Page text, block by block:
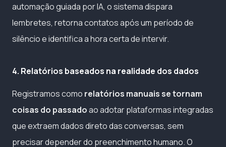
automação guiada por IA, o sistema dispara
lembretes, retorna contatos após um período de
silêncio e identifica a hora certa de intervir.
4. Relatórios baseados na realidade dos dados
Registramos como relatórios manuais se tornam
coisas do passadoao adotar plataformas integradas
que extraem dados direto das conversas, sem
precisar depender do preenchimento humano. O